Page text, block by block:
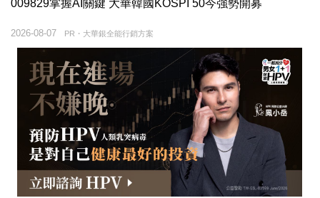
009829掌握AI關鍵 大華韓國KOSPI 50今強勢開募
PR・大華銀全能行銷方案
2026-08-07